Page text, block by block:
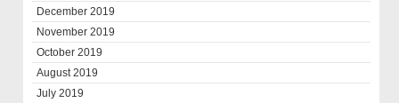
December 2019
November 2019
October 2019
August 2019
July 2019